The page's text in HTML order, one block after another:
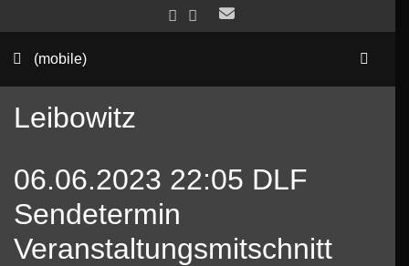
to
content(mobile)
Leibowitz
06.06.2023 22:05 DLF
Sendetermin
Veranstaltungsmitschnitt